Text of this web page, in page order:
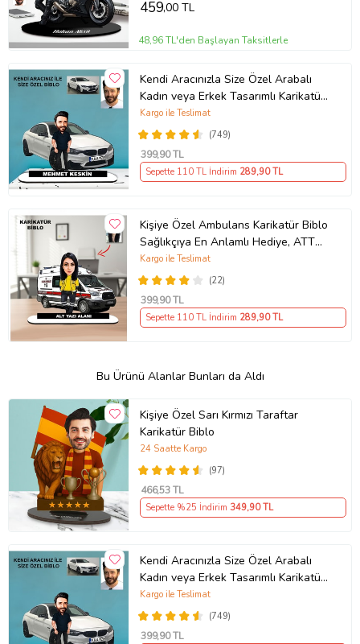
459,00 TL
48,96 TL'den Başlayan Taksitlerle
Kendi Aracınızla Size Özel Arabalı
Kadın veya Erkek Tasarımlı Karikatür
Biblo , Babalar Günü Hediyesi,
Erkeğe Hediye, Rent A Car Hediyesi
(749)
Kargo ile Teslimat
399,90 TL
Sepette 110 TL İndirim 289,90 TL
Kişiye Özel Ambulans Karikatür Biblo
Sağlıkçıya En Anlamlı Hediye, ATT
teknisyeni hediyesi
(22)
Kargo ile Teslimat
399,90 TL
Sepette 110 TL İndirim 289,90 TL
Bu Ürünü Alanlar Bunları da Aldı
Kişiye Özel Sarı Kırmızı Taraftar
Karikatür Biblo
(97)
24 Saatte Kargo
466,53 TL
Sepette %25 İndirim 349,90 TL
Kendi Aracınızla Size Özel Arabalı
Kadın veya Erkek Tasarımlı Karikatür
Biblo , Babalar Günü Hediyesi,
Erkeğe Hediye, Rent A Car Hediyesi
(749)
Kargo ile Teslimat
399,90 TL